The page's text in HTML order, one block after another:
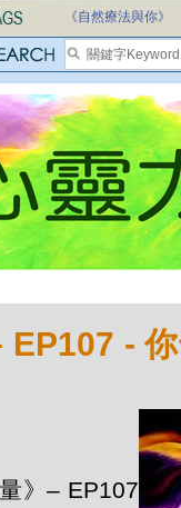
《自然療法與你》
EP107 -
》– EP107